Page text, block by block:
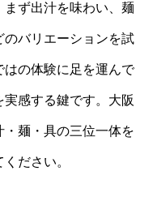
ず出汁を味わい、麺
のバリエーションを試
の体験に足を運んで
感する鍵です。大阪
麺・具の三位一体を
ださい。